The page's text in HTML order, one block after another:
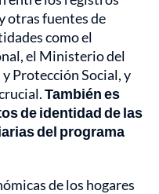
otras fuentes de
como el
el Ministerio del
Protección Social, y
También es
de identidad de las
del programa
de los hogares